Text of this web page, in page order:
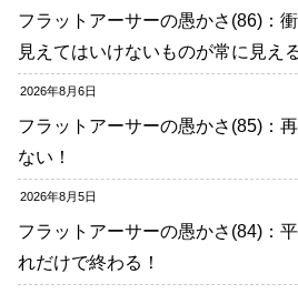
フラットアーサーの愚かさ(86)：
見えてはいけないものが常に見え
2026年8月6日
フラットアーサーの愚かさ(85)：
ない！
2026年8月5日
フラットアーサーの愚かさ(84)：
れだけで終わる！